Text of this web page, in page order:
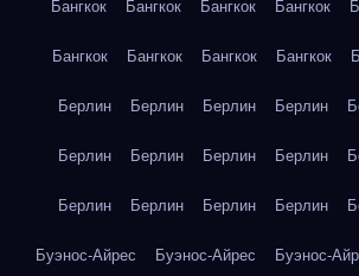
Бангкок Бангкок Бангкок Бангкок
Бангкок Бангкок Бангкок Бангкок
Берлин Берлин Берлин Берлин
Берлин Берлин Берлин Берлин
Берлин Берлин Берлин Берлин
Буэнос-Айрес Буэнос-Айрес Буэнос-